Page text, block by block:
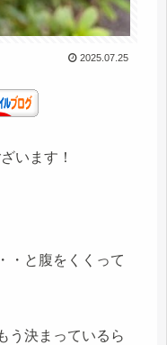
2025.07.25
います！
・と腹をくくって
う決まっているら